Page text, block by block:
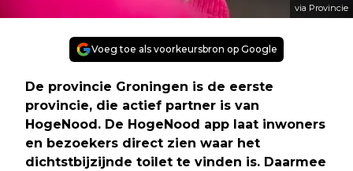
via Provincie
Voeg toe als voorkeursbron op Google
De provincie Groningen is de eerste
provincie, die actief partner is van
HogeNood. De HogeNood app laat inwoners
en bezoekers direct zien waar het
dichtstbijzijnde toilet te vinden is. Daarmee